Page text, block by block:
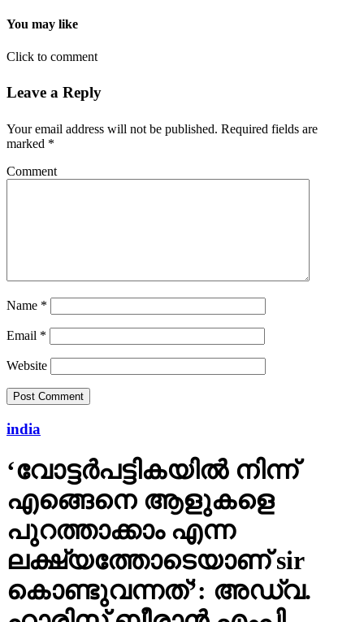
You may like
Click to comment
Leave a Reply
Your email address will not be published. Required fields are
marked *
Comment
Name *
Email *
Website
india
‘വോട്ടര്‍പട്ടികയില്‍ നിന്ന്
എങ്ങെനെ ആളുകളെ
പുറത്താക്കാം എന്ന
ലക്ഷ്യത്തോടെയാണ് sir
കൊണ്ടുവന്നത്’: അഡ്വ.